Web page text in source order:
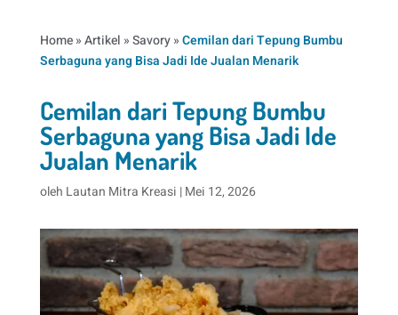
Home»Artikel »Savory»Cemilan dari Tepung Bumbu
Serbaguna yang Bisa Jadi Ide Jualan Menarik
Cemilan dari Tepung Bumbu
Serbaguna yang Bisa Jadi Ide
Jualan Menarik
oleh Lautan Mitra Kreasi |Mei 12, 2026